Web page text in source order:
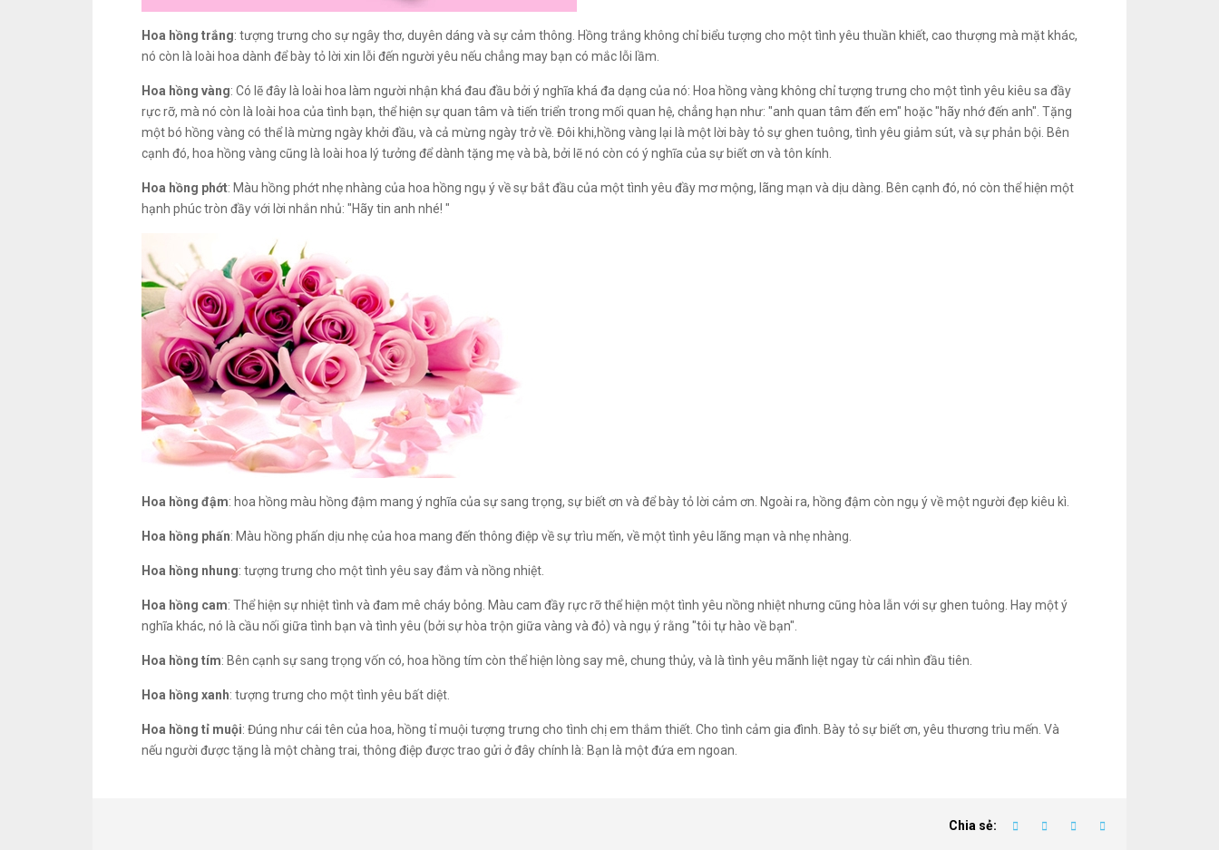
Hoa hồng trắng: tượng trưng cho sự ngây thơ, duyên dáng và sự cảm thông. Hồng trắng không chỉ biểu tượng cho một tình yêu thuần khiết, cao thượng mà mặt khác,
nó còn là loài hoa dành để bày tỏ lời xin lỗi đến người yêu nếu chẳng may bạn có mắc lỗi lầm.
Hoa hồng vàng: Có lẽ đây là loài hoa làm người nhận khá đau đầu bởi ý nghĩa khá đa dạng của nó: Hoa hồng vàng không chỉ tượng trưng cho một tình yêu kiêu sa đầy
rực rỡ, mà nó còn là loài hoa của tình bạn, thể hiện sự quan tâm và tiến triển trong mối quan hệ, chẳng hạn như: "anh quan tâm đến em" hoặc "hãy nhớ đến anh". Tặng
một bó hồng vàng có thể là mừng ngày khởi đầu, và cả mừng ngày trở về. Đôi khi,hồng vàng lại là một lời bày tỏ sự ghen tuông, tình yêu giảm sút, và sự phản bội. Bên
cạnh đó, hoa hồng vàng cũng là loài hoa lý tưởng để dành tặng mẹ và bà, bởi lẽ nó còn có ý nghĩa của sự biết ơn và tôn kính.
Hoa hồng phớt: Màu hồng phớt nhẹ nhàng của hoa hồng ngụ ý về sự bắt đầu của một tình yêu đầy mơ mộng, lãng mạn và dịu dàng. Bên cạnh đó, nó còn thể hiện một
hạnh phúc tròn đầy với lời nhắn nhủ: "Hãy tin anh nhé! "
Hoa hồng đậm: hoa hồng màu hồng đậm mang ý nghĩa của sự sang trọng, sự biết ơn và để bày tỏ lời cảm ơn. Ngoài ra, hồng đậm còn ngụ ý về một người đẹp kiêu kì.
Hoa hồng phấn: Màu hồng phấn dịu nhẹ của hoa mang đến thông điệp về sự trìu mến, về một tình yêu lãng mạn và nhẹ nhàng.
Hoa hồng nhung: tượng trưng cho một tình yêu say đắm và nồng nhiệt.
Hoa hồng cam: Thể hiện sự nhiệt tình và đam mê cháy bỏng. Màu cam đầy rực rỡ thể hiện một tình yêu nồng nhiệt nhưng cũng hòa lẫn với sự ghen tuông. Hay một ý
nghĩa khác, nó là cầu nối giữa tình bạn và tình yêu (bởi sự hòa trộn giữa vàng và đỏ) và ngụ ý rằng "tôi tự hào về bạn".
Hoa hồng tím: Bên cạnh sự sang trọng vốn có, hoa hồng tím còn thể hiện lòng say mê, chung thủy, và là tình yêu mãnh liệt ngay từ cái nhìn đầu tiên.
Hoa hồng xanh: tượng trưng cho một tình yêu bất diệt.
Hoa hồng tỉ muội: Đúng như cái tên của hoa, hồng tỉ muội tượng trưng cho tình chị em thắm thiết. Cho tình cảm gia đình. Bày tỏ sự biết ơn, yêu thương trìu mến. Và
nếu người được tặng là một chàng trai, thông điệp được trao gửi ở đây chính là: Bạn là một đứa em ngoan.
Chia sẻ: